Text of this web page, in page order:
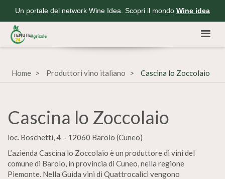
Un portale del network Wine Idea. Scopri il mondo Wine idea
Home Produttori vino italiano Cascina lo Zoccolaio
Cascina lo Zoccolaio
loc. Boschetti, 4 – 12060 Barolo (Cuneo)
L’azienda Cascina lo Zoccolaio è un produttore di vini del
comune di Barolo, in provincia di Cuneo, nella regione
Piemonte. Nella Guida vini di Quattrocalici vengono